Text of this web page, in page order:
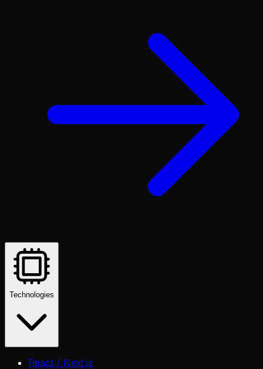
Technologies
React / Next.js